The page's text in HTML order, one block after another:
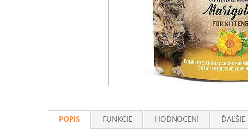
POPIS FUNKCIE HODNOCENÍ ĎAĽŠIE